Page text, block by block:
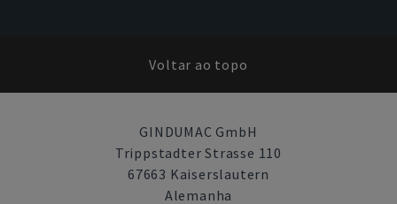
Voltar ao topo
GINDUMAC GmbH
Trippstadter Strasse 110
67663 Kaiserslautern
Alemanha